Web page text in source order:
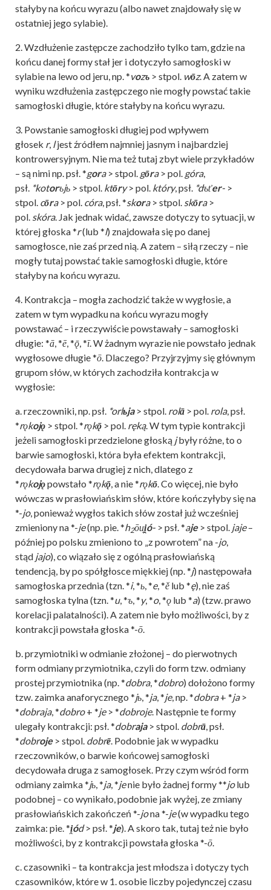
stałyby na końcu wyrazu (albo nawet znajdowały się w
ostatniej jego sylabie).
2. Wzdłużenie zastępcze zachodziło tylko tam, gdzie na
końcu danej formy stał jer i dotyczyło samogłoski w
sylabie na lewo od jeru, np. *vozъ > stpol. wōz. A zatem w
wyniku wzdłużenia zastępczego nie mogły powstać takie
samogłoski długie, które stałyby na końcu wyrazu.
3. Powstanie samogłoski długiej pod wpływem
głosek r, ljest źródłem najmniej jasnym i najbardziej
kontrowersyjnym. Nie ma też tutaj zbyt wiele przykładów
– są nimi np. psł. *gora> stpol. gōra> pol. góra,
psł. *kotorъjь > stpol. ktōry> pol. który, psł. *dъťer- >
stpol. cōra> pol. córa, psł. *skora> stpol. skōra>
pol. skóra. Jak jednak widać, zawsze dotyczy to sytuacji, w
której głoska *r(lub *l) znajdowała się po danej
samogłosce, nie zaś przed nią. A zatem – siłą rzeczy – nie
mogły tutaj powstać takie samogłoski długie, które
stałyby na końcu wyrazu.
4. Kontrakcja – mogła zachodzić także w wygłosie, a
zatem w tym wypadku na końcu wyrazu mogły
powstawać – i rzeczywiście powstawały – samogłoski
długie: *ā, *ē, *ǭ, *ī. W żadnym wyrazie nie powstało jednak
wygłosowe długie *ō. Dlaczego? Przyjrzyjmy się głównym
grupom słów, w których zachodziła kontrakcja w
wygłosie:
a. rzeczowniki, np. psł. *orlьja> stpol. rolā > pol. rola, psł.
*rǫkojǫ > stpol. *rǫkǭ > pol. ręką. W tym typie kontrakcji
jeżeli samogłoski przedzielone głoską jbyły różne, to o
barwie samogłoski, która była efektem kontrakcji,
decydowała barwa drugiej z nich, dlatego z
*rǫkojǫpowstało *rǫkǭ, a nie *rǫkō. Co więcej, nie było
wówczas w prasłowiańskim słów, które kończyłyby się na
*-jo, ponieważ wygłos takich słów został już wcześniej
zmieniony na *-je(np. pie. *h2ōu̯i̯ó- > psł. *aje> stpol. jaje–
później po polsku zmieniono to „z powrotem” na -jo,
stąd jajo), co wiązało się z ogólną prasłowiańską
tendencją, by po spółgłosce miękkiej (np. *j) następowała
samogłoska przednia (tzn. *i, *ь, *e, *ě lub *ę), nie zaś
samogłoska tylna (tzn. *u, *ъ, *y, *o, *ǫ lub *a) (tzw. prawo
korelacji palatalności). A zatem nie było możliwości, by z
kontrakcji powstała głoska *-ō.
b. przymiotniki w odmianie złożonej – do pierwotnych
form odmiany przymiotnika, czyli do form tzw. odmiany
prostej przymiotnika (np. *dobra, *dobro) dołożono formy
tzw. zaimka anaforycznego *jь, *ja, *je, np. *dobra+ *ja>
*dobraja, *dobro+ *je> *dobroje. Następnie te formy
ulegały kontrakcji: psł. *dobraja> stpol. dobrā, psł.
*dobroje> stpol. dobrē. Podobnie jak w wypadku
rzeczowników, o barwie końcowej samogłoski
decydowała druga z samogłosek. Przy czym wśród form
odmiany zaimka *jь, *ja, *jenie było żadnej formy **jolub
podobnej – co wynikało, podobnie jak wyżej, ze zmiany
prasłowiańskich zakończeń *-jona *-je(w wypadku tego
zaimka: pie. *i̯ód> psł. *je). A skoro tak, tutaj też nie było
możliwości, by z kontrakcji powstała głoska *-ō.
c. czasowniki – ta kontrakcja jest młodsza i dotyczy tych
czasowników, które w 1. osobie liczby pojedynczej czasu